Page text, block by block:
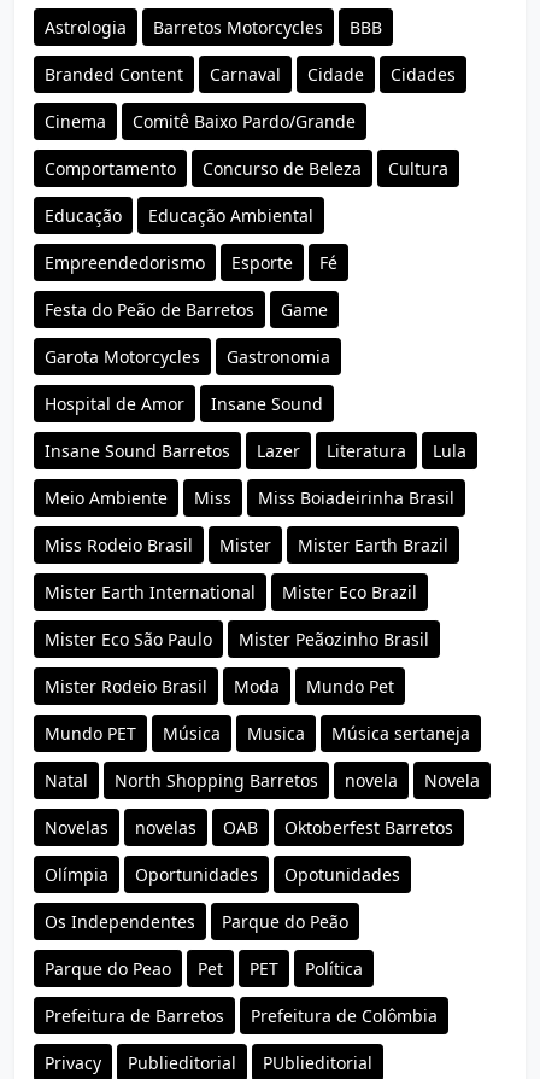
Astrologia Barretos Motorcycles BBB
Branded Content Carnaval Cidade Cidades
Cinema Comitê Baixo Pardo/Grande
Comportamento Concurso de Beleza Cultura
Educação Educação Ambiental
Empreendedorismo Esporte Fé
Festa do Peão de Barretos Game
Garota Motorcycles Gastronomia
Hospital de Amor Insane Sound
Insane Sound Barretos Lazer Literatura Lula
Meio Ambiente Miss Miss Boiadeirinha Brasil
Miss Rodeio Brasil Mister Mister Earth Brazil
Mister Earth International Mister Eco Brazil
Mister Eco São Paulo Mister Peãozinho Brasil
Mister Rodeio Brasil Moda Mundo Pet
Mundo PET Música Musica Música sertaneja
Natal North Shopping Barretos novela Novela
Novelas novelas OAB Oktoberfest Barretos
Olímpia Oportunidades Opotunidades
Os Independentes Parque do Peão
Parque do Peao Pet PET Política
Prefeitura de Barretos Prefeitura de Colômbia
Privacy Publieditorial PUblieditorial